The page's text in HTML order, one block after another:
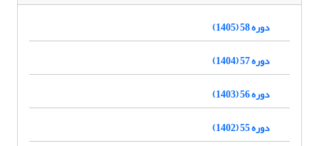
دوره 58 (1405)
دوره 57 (1404)
دوره 56 (1403)
دوره 55 (1402)